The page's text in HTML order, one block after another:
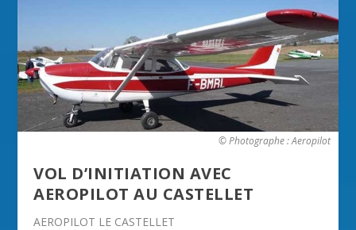
© Photographe : Aeropilot
VOL D’INITIATION AVEC
AEROPILOT AU CASTELLET
AEROPILOT LE CASTELLET